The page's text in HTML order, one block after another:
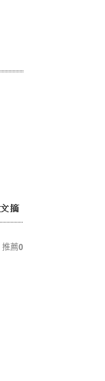
推薦0